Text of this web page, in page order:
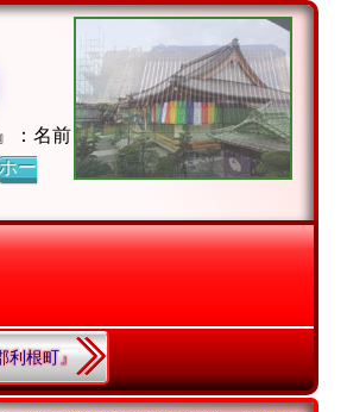
：名前
ホー
利根町』